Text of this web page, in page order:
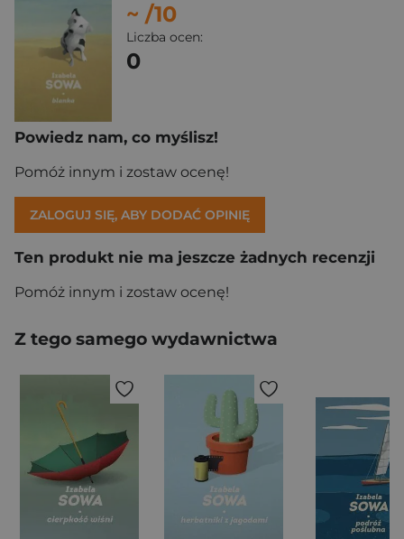
~ /10
Liczba ocen:
0
Powiedz nam, co myślisz!
Pomóż innym i zostaw ocenę!
ZALOGUJ SIĘ, ABY DODAĆ OPINIĘ
Ten produkt nie ma jeszcze żadnych recenzji
Pomóż innym i zostaw ocenę!
Z tego samego wydawnictwa